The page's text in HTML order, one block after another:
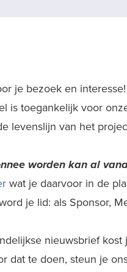
je bezoek en interesse!
is toegankelijk voor
levenslijn van het
worden kan al
wat je daarvoor in de
je lid: als Sponsor,
nieuwsbrief
dat te doen, steun je